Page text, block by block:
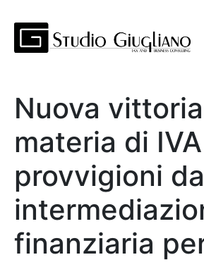
Nuova
materia di
provvigioni da
finanziaria